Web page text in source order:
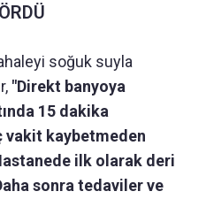
soğuk suyla
"Direkt banyoya
15 dakika
vakit kaybetmeden
ilk olarak deri
sonra tedaviler ve